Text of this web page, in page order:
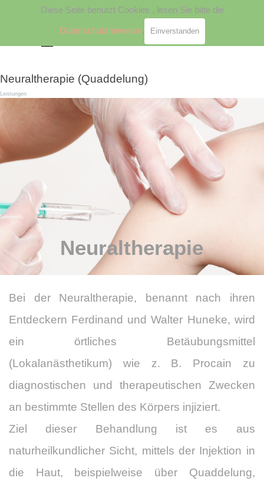
Diese Seite benutzt Cookies , lesen Sie bitte die
Datenschutzhinweise. Einverstanden
ID 981221834839048
Direkt zum Seiteninhalt
Neuraltherapie (Quaddelung)
Leistungen
Neuraltherapie
Bei der Neuraltherapie, benannt nach ihren
Entdeckern Ferdinand und Walter Huneke, wird
ein örtliches Betäubungsmittel
(Lokalanästhetikum) wie z. B. Procain zu
diagnostischen und therapeutischen Zwecken
an bestimmte Stellen des Körpers injiziert.
Ziel dieser Behandlung ist es aus
naturheilkundlicher Sicht, mittels der Injektion in
die Haut, beispielweise über Quaddelung,